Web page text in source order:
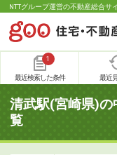
NTTグループ運営の不動産総合サ
1
最近検索した条件 最近
清武駅(宮崎県)
覧